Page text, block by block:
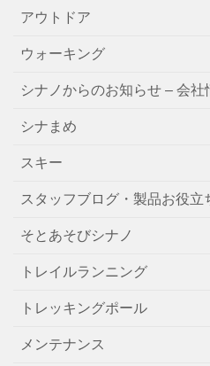
アウトドア
ウォーキング
シナノからのお知らせ – 会
シナまめ
スキー
スタッフブログ・製品お役立
そとあそびシナノ
トレイルランニング
トレッキングポール
メンテナンス